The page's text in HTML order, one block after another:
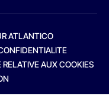
ATLANTICO
RELATIVE AUX COOKIES